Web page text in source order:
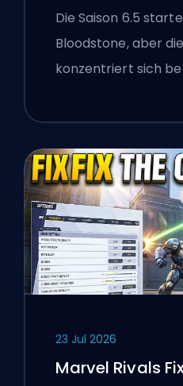
und das
Manhattan
Die Saison 6.5
Bloodstone, aber
konzentriert sich
23 Jul 2026
Marvel Rivals